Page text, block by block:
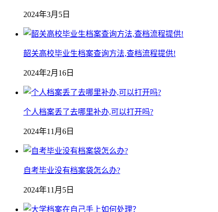
2024年3月5日
韶关高校毕业生档案查询方法,查档流程提供!
2024年2月16日
个人档案丢了去哪里补办,可以打开吗?
2024年11月6日
自考毕业没有档案袋怎么办?
2024年11月5日